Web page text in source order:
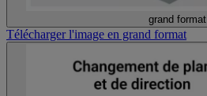
grand format
Télécharger l'image en grand format